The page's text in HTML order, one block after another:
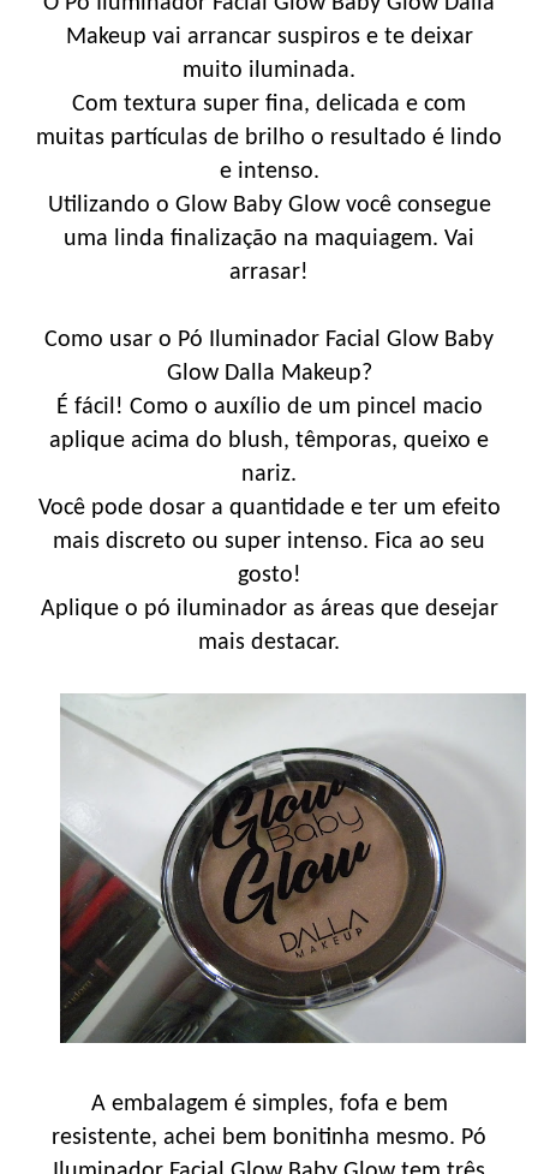
Makeup vai arrancar suspiros e te deixar
muito iluminada.
Com textura super fina, delicada e com
muitas partículas de brilho o resultado é lindo
e intenso.
Utilizando o Glow Baby Glow você consegue
uma linda finalização na maquiagem. Vai
arrasar!
Como usar o Pó Iluminador Facial Glow Baby
Glow Dalla Makeup?
É fácil! Como o auxílio de um pincel macio
aplique acima do blush, têmporas, queixo e
nariz.
Você pode dosar a quantidade e ter um efeito
mais discreto ou super intenso. Fica ao seu
gosto!
Aplique o pó iluminador as áreas que desejar
mais destacar.
A embalagem é simples, fofa e bem
resistente, achei bem bonitinha mesmo. Pó